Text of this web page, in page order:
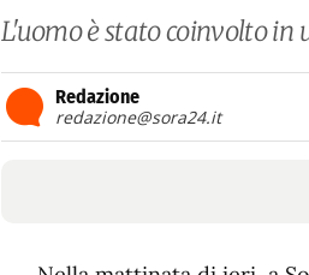
L'uomo è stato coinvolto in
Redazione
redazione@sora24.it